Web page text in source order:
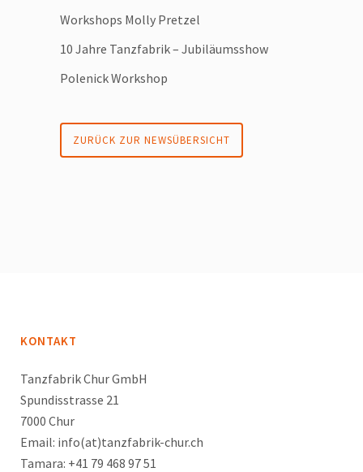
Workshops Molly Pretzel
10 Jahre Tanzfabrik – Jubiläumsshow
Polenick Workshop
ZURÜCK ZUR NEWSÜBERSICHT
KONTAKT
Tanzfabrik Chur GmbH
Spundisstrasse 21
7000 Chur
Email: info(at)tanzfabrik-chur.ch
Tamara: +41 79 468 97 51